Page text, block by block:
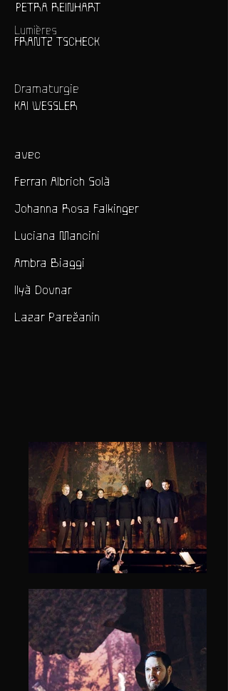
PETRA REINHART
Lumières
FRANTZ TSCHECK
Dramaturgie
KAI WESSLER
avec
Ferran Albrich Solà
Johanna Rosa Falkinger
Luciana Mancini
Ambra Biaggi
Ilyà Dovnar
Lazar Parežanin